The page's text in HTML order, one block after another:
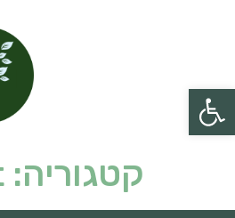
פתח סרגל נגישות
קטגוריה: